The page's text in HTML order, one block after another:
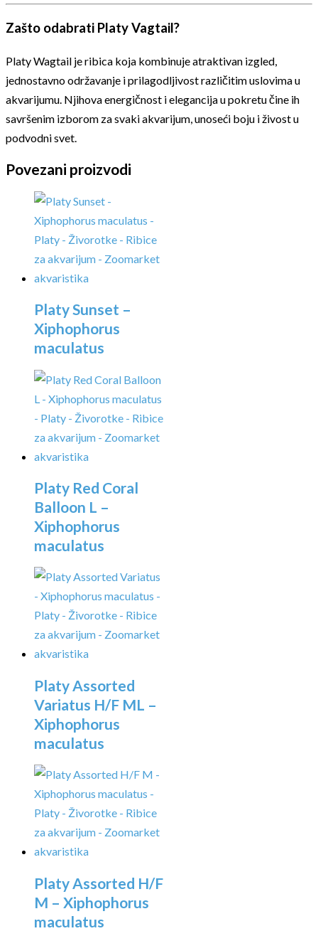
Zašto odabrati Platy Vagtail?
Platy Wagtail je ribica koja kombinuje atraktivan izgled,
jednostavno održavanje i prilagodljivost različitim uslovima u
akvarijumu. Njihova energičnost i elegancija u pokretu čine ih
savršenim izborom za svaki akvarijum, unoseći boju i živost u
podvodni svet.
Povezani proizvodi
Platy Sunset –
Xiphophorus
maculatus
Platy Red Coral
Balloon L –
Xiphophorus
maculatus
Platy Assorted
Variatus H/F ML –
Xiphophorus
maculatus
Platy Assorted H/F
M – Xiphophorus
maculatus